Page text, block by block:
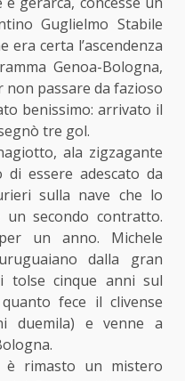
Guglielmo Stabile
era certa l’ascendenza
Genoa-Bologna,
passare da fazioso
benissimo: arrivato il
tre gol.
ala zigzagante
di essere adescato da
sulla nave che lo
secondo contratto.
un anno. Michele
dalla gran
cinque anni sul
fece il clivense
duemila) e venne a
è rimasto un mistero